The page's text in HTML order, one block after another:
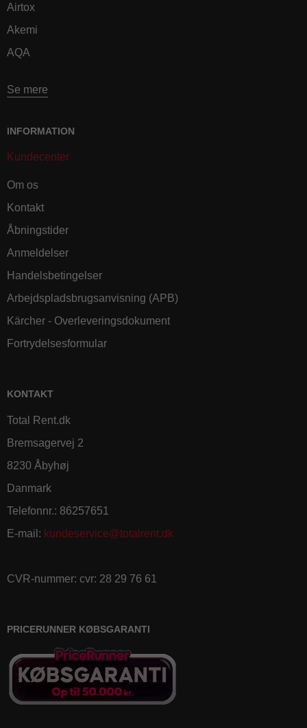
Airtox
Akemi
AQA
Se mere
INFORMATION
Kundecenter
Om os
Kontakt
Åbningstider
Anmeldelser
Handelsbetingelser
Arbejdspladsbrugsanvisning (APB)
Kärcher - Overleveringsdokument
Fortrydelsesformular
KONTAKT
Total Rent.dk
Bremsagervej 2
8230 Åbyhøj
Danmark
Telefonnr.: 86257651
E-mail : kundeservice@totalrent.dk
CVR-nummer: cvr: 28 29 76 61
PRICERUNNER KØBSGARANTI